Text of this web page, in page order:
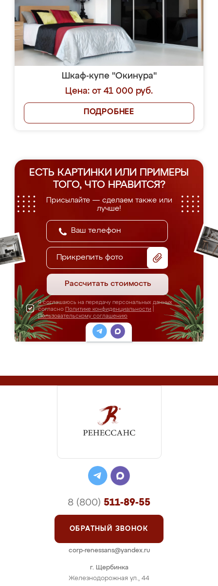
Шкаф-купе "Окинура"
Цена: от 41 000 руб.
ПОДРОБНЕЕ
ЕСТЬ КАРТИНКИ ИЛИ ПРИМЕРЫ
ТОГО, ЧТО НРАВИТСЯ?
Присылайте — сделаем также или
лучше!
Прикрепить фото
Рассчитать стоимость
Я соглашаюсь на передачу персональных данных
согласно Политике конфиденциальности
Пользовательскому соглашению
г. Щербинка
Железнодорожная ул., 44
8 (800) 511-89-55
ОБРАТНЫЙ ЗВОНОК
corp-renessans@yandex.ru